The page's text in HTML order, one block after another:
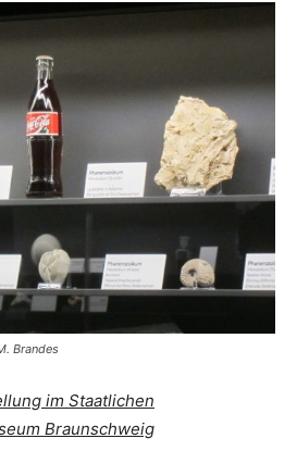
Brandes
im Staatlichen
Braunschweig